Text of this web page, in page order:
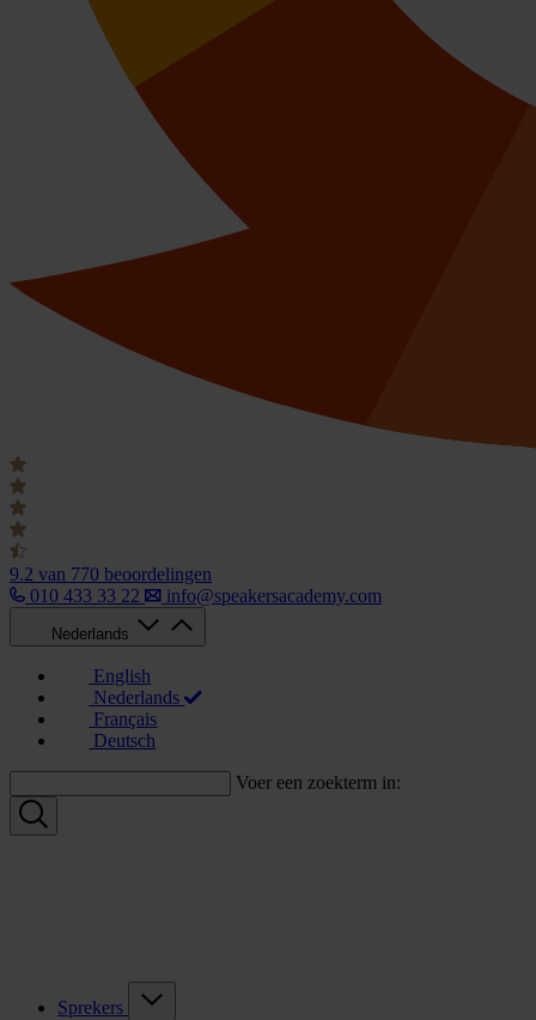
9.2 van 770 beoordelingen
010 433 33 22
info@speakersacademy.com
Nederlands
English
Nederlands
Français
Deutsch
Voer een zoekterm in:
Sprekers